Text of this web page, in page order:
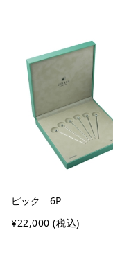
ピック 6P
¥22,000 (税込)